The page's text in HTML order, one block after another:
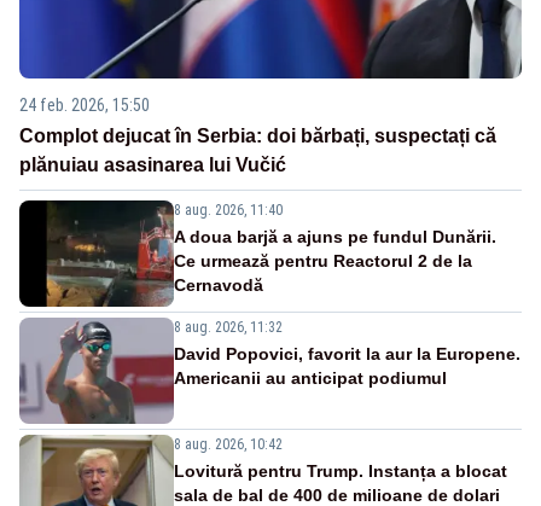
24 feb. 2026, 15:50
Complot dejucat în Serbia: doi bărbați, suspectați că
plănuiau asasinarea lui Vučić
8 aug. 2026, 11:40
A doua barjă a ajuns pe fundul Dunării.
Ce urmează pentru Reactorul 2 de la
Cernavodă
8 aug. 2026, 11:32
David Popovici, favorit la aur la Europene.
Americanii au anticipat podiumul
8 aug. 2026, 10:42
Lovitură pentru Trump. Instanța a blocat
sala de bal de 400 de milioane de dolari